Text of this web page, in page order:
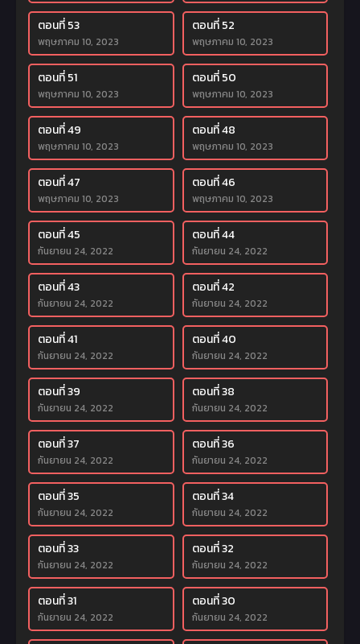
ตอนที่ 53
พฤษภาคม 10, 2023
ตอนที่ 52
พฤษภาคม 10, 2023
ตอนที่ 51
พฤษภาคม 10, 2023
ตอนที่ 50
พฤษภาคม 10, 2023
ตอนที่ 49
พฤษภาคม 10, 2023
ตอนที่ 48
พฤษภาคม 10, 2023
ตอนที่ 47
พฤษภาคม 10, 2023
ตอนที่ 46
พฤษภาคม 10, 2023
ตอนที่ 45
กันยายน 24, 2022
ตอนที่ 44
กันยายน 24, 2022
ตอนที่ 43
กันยายน 24, 2022
ตอนที่ 42
กันยายน 24, 2022
ตอนที่ 41
กันยายน 24, 2022
ตอนที่ 40
กันยายน 24, 2022
ตอนที่ 39
กันยายน 24, 2022
ตอนที่ 38
กันยายน 24, 2022
ตอนที่ 37
กันยายน 24, 2022
ตอนที่ 36
กันยายน 24, 2022
ตอนที่ 35
กันยายน 24, 2022
ตอนที่ 34
กันยายน 24, 2022
ตอนที่ 33
กันยายน 24, 2022
ตอนที่ 32
กันยายน 24, 2022
ตอนที่ 31
กันยายน 24, 2022
ตอนที่ 30
กันยายน 24, 2022